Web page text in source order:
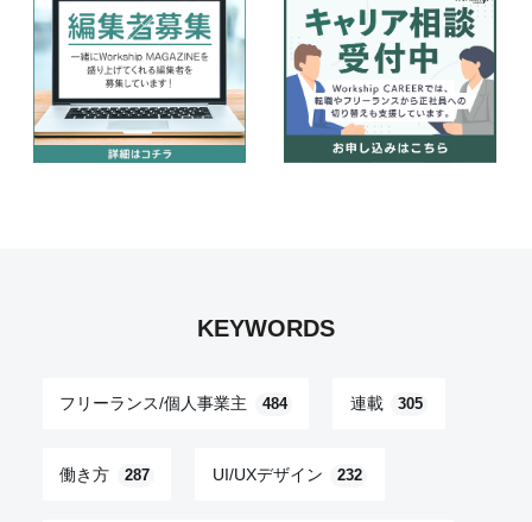
KEYWORDS
フリーランス/個人事業主 484 連載 305
働き方 287 UI/UXデザイン 232